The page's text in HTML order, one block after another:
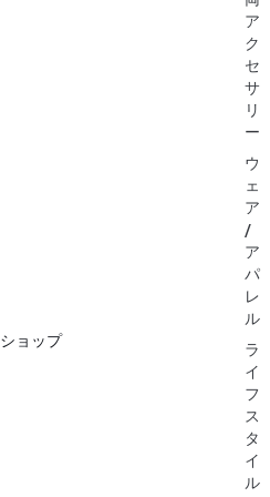
ショップ
ア
ク
セ
サ
リ
ー
ウ
ェ
ア
/
ア
パ
レ
ル
ラ
イ
フ
ス
タ
イ
ル